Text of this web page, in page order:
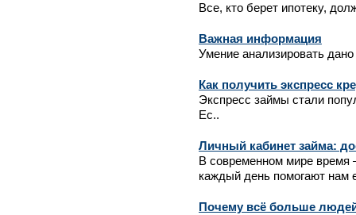
Все, кто берет ипотеку,
Важная информация
Умение анализировать
Как получить экспресс
Экспресс займы стали
Ес..
Личный кабинет займа:
В современном мире время
каждый день помогают нам
Почему всё больше